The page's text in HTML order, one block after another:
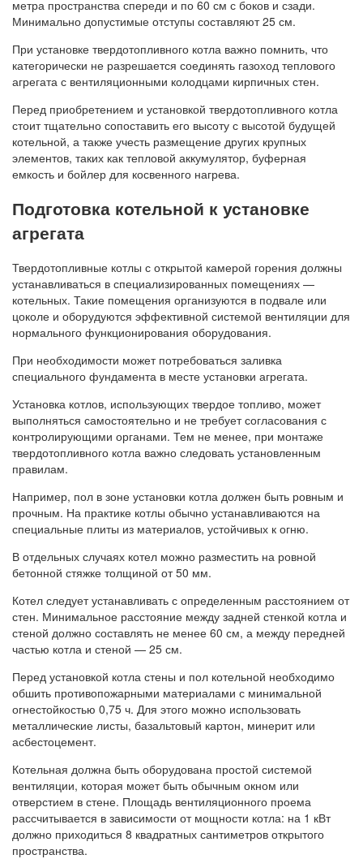
метра пространства спереди и по 60 см с боков и сзади.
Минимально допустимые отступы составляют 25 см.
При установке твердотопливного котла важно помнить, что
категорически не разрешается соединять газоход теплового
агрегата с вентиляционными колодцами кирпичных стен.
Перед приобретением и установкой твердотопливного котла
стоит тщательно сопоставить его высоту с высотой будущей
котельной, а также учесть размещение других крупных
элементов, таких как тепловой аккумулятор, буферная
емкость и бойлер для косвенного нагрева.
Подготовка котельной к установке
агрегата
Твердотопливные котлы с открытой камерой горения должны
устанавливаться в специализированных помещениях —
котельных. Такие помещения организуются в подвале или
цоколе и оборудуются эффективной системой вентиляции для
нормального функционирования оборудования.
При необходимости может потребоваться заливка
специального фундамента в месте установки агрегата.
Установка котлов, использующих твердое топливо, может
выполняться самостоятельно и не требует согласования с
контролирующими органами. Тем не менее, при монтаже
твердотопливного котла важно следовать установленным
правилам.
Например, пол в зоне установки котла должен быть ровным и
прочным. На практике котлы обычно устанавливаются на
специальные плиты из материалов, устойчивых к огню.
В отдельных случаях котел можно разместить на ровной
бетонной стяжке толщиной от 50 мм.
Котел следует устанавливать с определенным расстоянием от
стен. Минимальное расстояние между задней стенкой котла и
стеной должно составлять не менее 60 см, а между передней
частью котла и стеной — 25 см.
Перед установкой котла стены и пол котельной необходимо
обшить противопожарными материалами с минимальной
огнестойкостью 0,75 ч. Для этого можно использовать
металлические листы, базальтовый картон, минерит или
асбестоцемент.
Котельная должна быть оборудована простой системой
вентиляции, которая может быть обычным окном или
отверстием в стене. Площадь вентиляционного проема
рассчитывается в зависимости от мощности котла: на 1 кВт
должно приходиться 8 квадратных сантиметров открытого
пространства.